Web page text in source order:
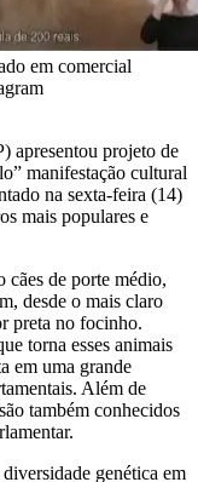
em comercial
apresentou projeto de
manifestação cultural
na sexta-feira (14)
mais populares e
cães de porte médio,
desde o mais claro
preta no focinho.
torna esses animais
em uma grande
Além de
também conhecidos
genética em